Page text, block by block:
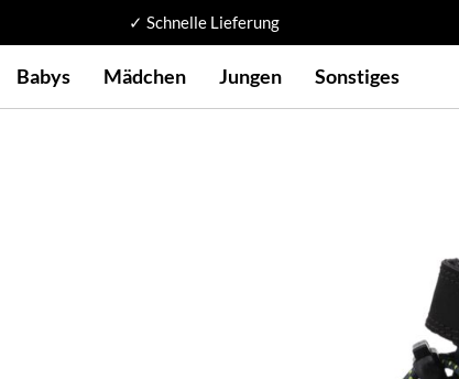
✓ Schnelle Lieferung
Babys Mädchen Jungen Sonstiges